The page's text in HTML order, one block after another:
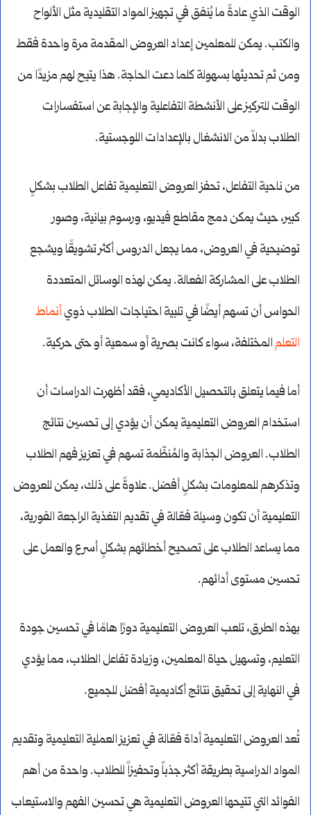
الوقت الذي عادةً ما يُنفق في تجهيز المواد التقليدية مثل الألواح
والكتب. يمكن للمعلمين إعداد العروض المقدمة مرة واحدة فقط
ومن ثم تحديثها بسهولة كلما دعت الحاجة. هذا يتيح لهم مزيدًا من
الوقت للتركيز على الأنشطة التفاعلية والإجابة عن استفسارات
الطلاب بدلاً من الانشغال بالإعدادات اللوجستية.
من ناحية التفاعل، تحفز العروض التعليمية تفاعل الطلاب بشكلٍ
كبير، حيث يمكن دمج مقاطع فيديو، ورسوم بيانية، وصور
توضيحية في العروض، مما يجعل الدروس أكثر تشويقًا ويشجع
الطلاب على المشاركة الفعالة. يمكن لهذه الوسائل المتعددة
الحواس أن تسهم أيضًا في تلبية احتياجات الطلاب ذويأنماط
التعلمالمختلفة، سواء كانت بصرية أو سمعية أو حتى حركية.
أما فيما يتعلق بالتحصيل الأكاديمي، فقد أظهرت الدراسات أن
استخدام العروض التعليمية يمكن أن يؤدي إلى تحسين نتائج
الطلاب. العروض الجذابة والمُنظّمة تسهم في تعزيز فهم الطلاب
وتذكرهم للمعلومات بشكلٍ أفضل. علاوةً على ذلك، يمكن للعروض
التعليمية أن تكون وسيلة فعّالة في تقديم التغذية الراجعة الفورية،
مما يساعد الطلاب على تصحيح أخطائهم بشكلٍ أسرع والعمل على
تحسين مستوى أدائهم.
بهذه الطرق، تلعب العروض التعليمية دورًا هامًا في تحسين جودة
التعليم، وتسهيل حياة المعلمين، وزيادة تفاعل الطلاب، مما يؤدي
في النهاية إلى تحقيق نتائج أكاديمية أفضل للجميع.
تُعد العروض التعليمية أداة فعّالة في تعزيز العملية التعليمية وتقديم
المواد الدراسية بطريقة أكثر جذباً وتحفيزاً للطلاب. واحدة من أهم
الفوائد التي تتيحها العروض التعليمية هي تحسين الفهم والاستيعاب